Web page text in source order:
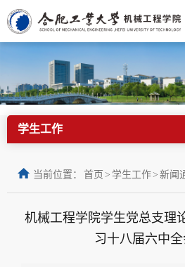
学生工作
当前位置： 首页 > 学生工作> 新闻
机械工程学院学生党总支理
习十八届六中